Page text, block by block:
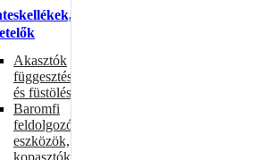
Akasztók
függesztéshez
és füstöléshez
Baromfi
feldolgozó
eszközök,
kopasztók